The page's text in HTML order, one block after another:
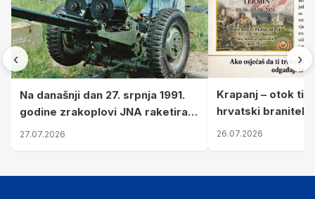
‹
Na današnji dan 27. srpnja 1991.
godine zrakoplovi JNA raketirali
su vojarnu i obučni centar "Nikola
27.07.2026
Krapanj – otok
hrvatski branitelji
pronalaze mir
26.07.2026
›